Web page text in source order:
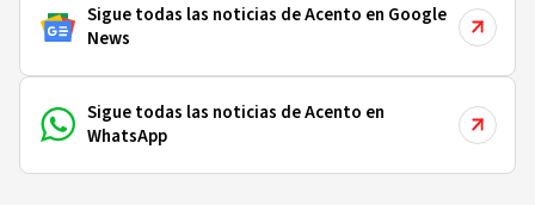
Sigue todas las noticias de Acento en Google
News
Sigue todas las noticias de Acento en
WhatsApp